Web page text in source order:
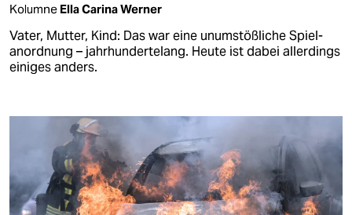
Kolumne Ella Carina Werner
Vater, Mutter, Kind: Das war eine unumstößliche Spiel­
anordnung – jahrhundertelang. Heute ist dabei allerdings
einiges anders.